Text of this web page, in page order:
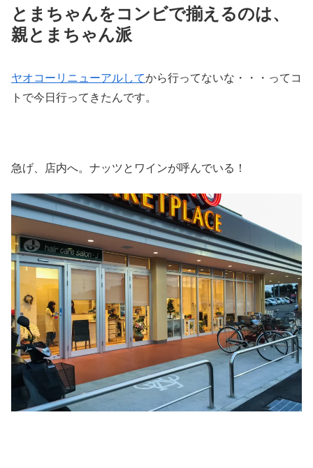
とまちゃんをコンビで揃えるのは、
親とまちゃん派
ヤオコーリニューアルしてから行ってないな・・・ってコ
トで今日行ってきたんです。
急げ、店内へ。ナッツとワインが呼んでいる！